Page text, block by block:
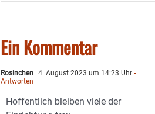
Ein Kommentar
Rosinchen 4. August 2023 um 14:23 Uhr -
Antworten
Hoffentlich bleiben viele der